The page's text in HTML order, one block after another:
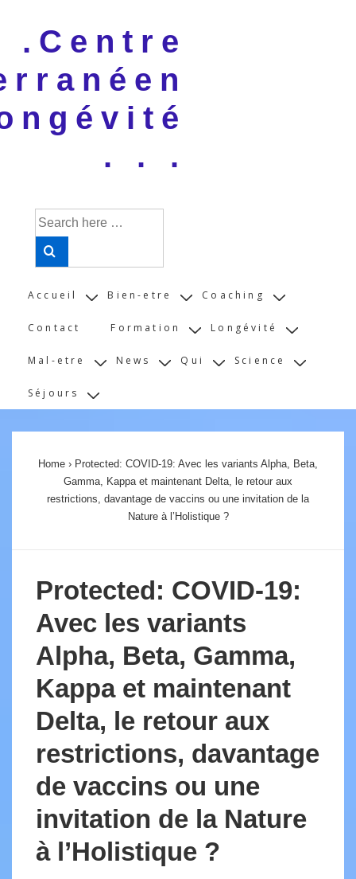
Main
.Centre
. . .
Search
for:
Main
Accueil Bien-etre Coaching
Contact Formation Longévité
Mal-etre News Qui Science
Séjours
Home › Protected: COVID-19: Avec les variants Alpha, Beta,
Gamma, Kappa et maintenant Delta, le retour aux
restrictions, davantage de vaccins ou une invitation de la
Nature à l’Holistique ?
Protected: COVID-19:
Avec les variants
Alpha, Beta, Gamma,
Kappa et maintenant
Delta, le retour aux
restrictions, davantage
de vaccins ou une
invitation de la Nature
à l’Holistique ?